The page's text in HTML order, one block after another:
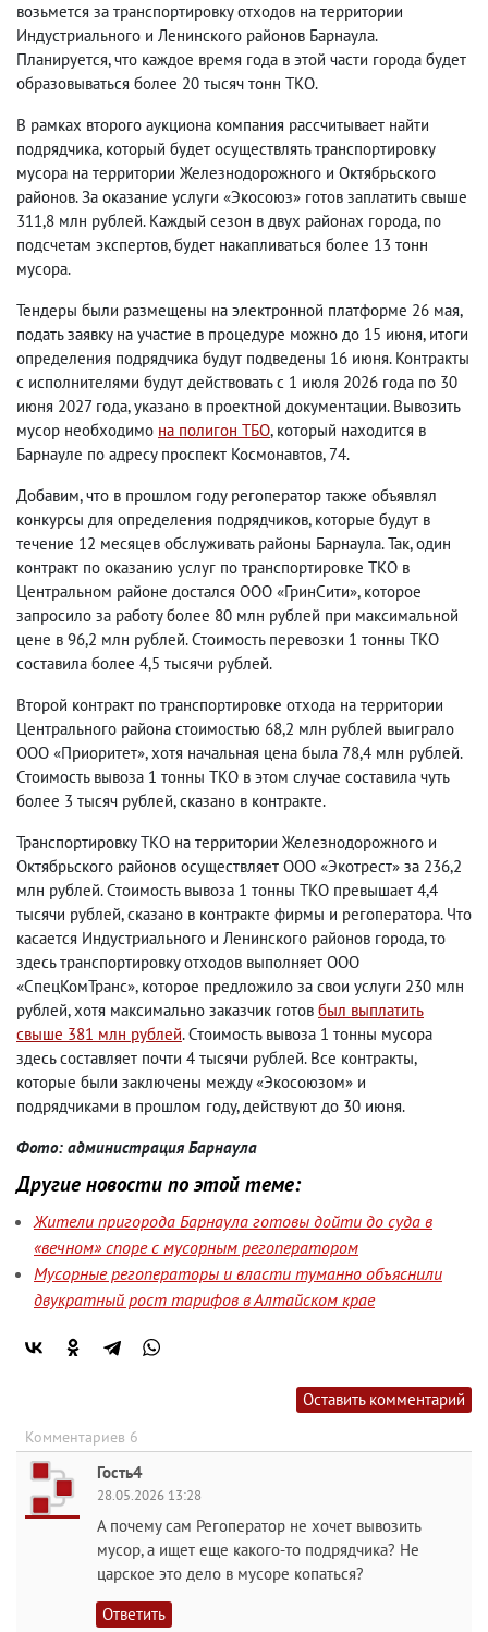
возьмется за транспортировку отходов на территории
Индустриального и Ленинского районов Барнаула.
Планируется, что каждое время года в этой части города будет
образовываться более 20 тысяч тонн ТКО.
В рамках второго аукциона компания рассчитывает найти
подрядчика, который будет осуществлять транспортировку
мусора на территории Железнодорожного и Октябрьского
районов. За оказание услуги «Экосоюз» готов заплатить свыше
311,8 млн рублей. Каждый сезон в двух районах города, по
подсчетам экспертов, будет накапливаться более 13 тонн
мусора.
Тендеры были размещены на электронной платформе 26 мая,
подать заявку на участие в процедуре можно до 15 июня, итоги
определения подрядчика будут подведены 16 июня. Контракты
с исполнителями будут действовать с 1 июля 2026 года по 30
июня 2027 года, указано в проектной документации. Вывозить
мусор необходимо на полигон ТБО, который находится в
Барнауле по адресу проспект Космонавтов, 74.
Добавим, что в прошлом году регоператор также объявлял
конкурсы для определения подрядчиков, которые будут в
течение 12 месяцев обслуживать районы Барнаула. Так, один
контракт по оказанию услуг по транспортировке ТКО в
Центральном районе достался ООО «ГринСити», которое
запросило за работу более 80 млн рублей при максимальной
цене в 96,2 млн рублей. Стоимость перевозки 1 тонны ТКО
составила более 4,5 тысячи рублей.
Второй контракт по транспортировке отхода на территории
Центрального района стоимостью 68,2 млн рублей выиграло
ООО «Приоритет», хотя начальная цена была 78,4 млн рублей.
Стоимость вывоза 1 тонны ТКО в этом случае составила чуть
более 3 тысяч рублей, сказано в контракте.
Транспортировку ТКО на территории Железнодорожного и
Октябрьского районов осуществляет ООО «Экотрест» за 236,2
млн рублей. Стоимость вывоза 1 тонны ТКО превышает 4,4
тысячи рублей, сказано в контракте фирмы и регоператора. Что
касается Индустриального и Ленинского районов города, то
здесь транспортировку отходов выполняет ООО
«СпецКомТранс», которое предложило за свои услуги 230 млн
рублей, хотя максимально заказчик готов был выплатить
свыше 381 млн рублей. Стоимость вывоза 1 тонны мусора
здесь составляет почти 4 тысячи рублей. Все контракты,
которые были заключены между «Экосоюзом» и
подрядчиками в прошлом году, действуют до 30 июня.
Фото: администрация Барнаула
Другие новости по этой теме:
Жители пригорода Барнаула готовы дойти до суда в
«вечном» споре с мусорным регоператором
Мусорные регоператоры и власти туманно объяснили
двукратный рост тарифов в Алтайском крае
Оставить комментарий
Комментариев 6
Гость4
28.05.2026 13:28
А почему сам Регоператор не хочет вывозить
мусор, а ищет еще какого-то подрядчика? Не
царское это дело в мусоре копаться?
Ответить